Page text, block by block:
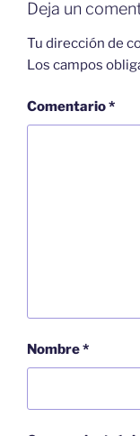
Deja un
Tu dirección de
Los campos
Comentario*
Nombre*